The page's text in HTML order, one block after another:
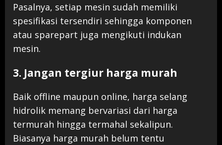
Pasalnya, setiap mesin sudah memiliki
spesifikasi tersendiri sehingga komponen
atau sparepart juga mengikuti indukan
mesin.
3. Jangan tergiur harga murah
Baik offline maupun online, harga selang
hidrolik memang bervariasi dari harga
termurah hingga termahal sekalipun.
Biasanya harga murah belum tentu